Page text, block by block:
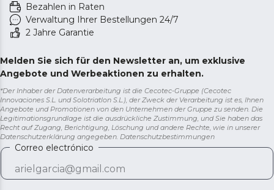
Bezahlen in Raten
Verwaltung Ihrer Bestellungen 24/7
2 Jahre Garantie
Melden Sie sich für den Newsletter an, um exklusive
Angebote und Werbeaktionen zu erhalten.
*Der Inhaber der Datenverarbeitung ist die Cecotec-Gruppe (Cecotec
Innovaciones S.L. und Solotriatlon S.L.), der Zweck der Verarbeitung ist es, Ihnen
Angebote und Promotionen von den Unternehmen der Gruppe zu senden. Die
Legitimationsgrundlage ist die ausdrückliche Zustimmung, und Sie haben das
Recht auf Zugang, Berichtigung, Löschung und andere Rechte, wie in unserer
Datenschutzerklärung angegeben. Datenschutzbestimmungen
Correo electrónico